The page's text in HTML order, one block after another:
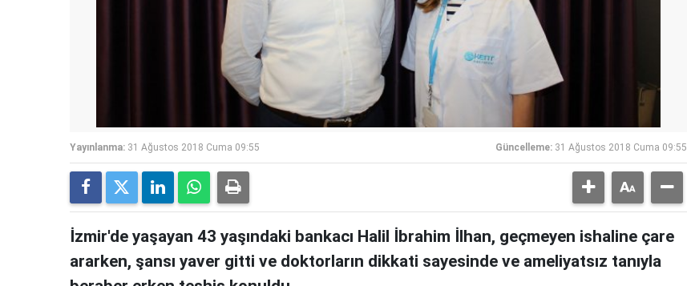
Yayınlanma: 31 Ağustos 2018 Cuma 09:55 Güncelleme: 31 Ağustos 2018 Cuma 09:55
İzmir'de yaşayan 43 yaşındaki bankacı Halil İbrahim İlhan, geçmeyen ishaline çare
ararken, şansı yaver gitti ve doktorların dikkati sayesinde ve ameliyatsız tanıyla